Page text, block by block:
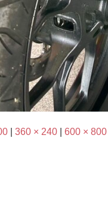
360 × 240 600 × 800